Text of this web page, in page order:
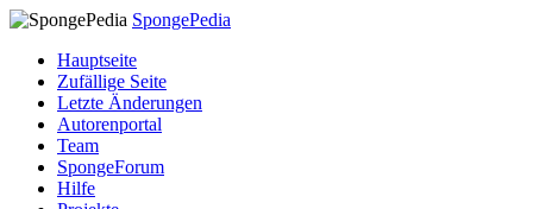
SpongePedia
Hauptseite
Zufällige Seite
Letzte Änderungen
Autorenportal
Team
SpongeForum
Hilfe